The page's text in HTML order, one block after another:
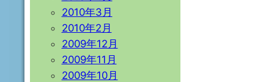
2010年3月
2010年2月
2009年12月
2009年11月
2009年10月